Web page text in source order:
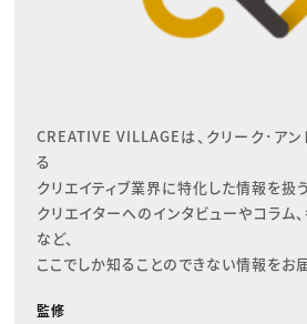
CREATIVE VILLAGEは、クリーク･ア
る
クリエイティブ業界に特化した情報を扱う
クリエイターへのインタビューやコラム
など、
ここでしか知ることのできない情報をお
監修